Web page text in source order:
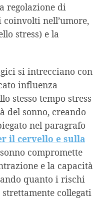
regolazione di
nell’umore,
stress) e la
si intrecciano con
influenza
stesso tempo stress
del sonno, creando
nel paragrafo
il cervello e sulla
compromette
e la capacità
quanto i rischi
collegati